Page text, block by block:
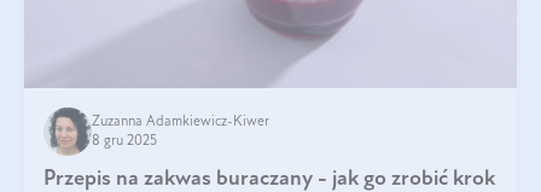
Zuzanna Adamkiewicz-Kiwer
8 gru 2025
Przepis na zakwas buraczany - jak go zrobić krok